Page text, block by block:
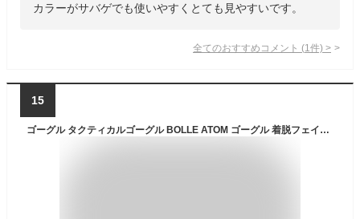
カラーがサバゲでも使いやすくとても見やすいです。
全てのおすすめコメント (1 件) >
15
ゴーグル タクティカルゴーグル BOLLE ATOM ゴーグル 着脱フェイスガード付き シューティンググラス クリア 自衛隊 軍隊 米軍 アメリカ軍 swat【あす楽】 サバゲー 装備【店内全品5％オフクーポン】